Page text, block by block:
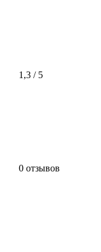
1,3 / 5
0 отзывов